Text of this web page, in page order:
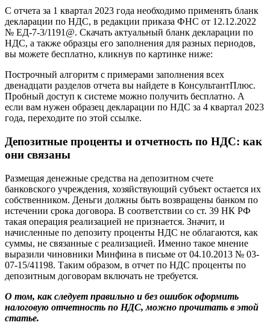
С отчета за 1 квартал 2023 года необходимо применять бланк
декларации по НДС, в редакции приказа ФНС от 12.12.2022
№ ЕД-7-3/1191@. Скачать актуальный бланк декларации по
НДС, а также образцы его заполнения для разных периодов,
вы можете бесплатно, кликнув по картинке ниже:
Построчный алгоритм с примерами заполнения всех
двенадцати разделов отчета вы найдете в КонсультантПлюс.
Пробный доступ к системе можно получить бесплатно. А
если вам нужен образец декларации по НДС за 4 квартал 2023
года, переходите по этой ссылке.
Депозитные проценты и отчетность по НДС: как
они связаны
Размещая денежные средства на депозитном счете
банковского учреждения, хозяйствующий субъект остается их
собственником. Деньги должны быть возвращены банком по
истечении срока договора. В соответствии со ст. 39 НК РФ
такая операция реализацией не признается. Значит, и
начисленные по депозиту проценты НДС не облагаются, как
суммы, не связанные с реализацией. Именно такое мнение
выразили чиновники Минфина в письме от 04.10.2013 № 03-
07-15/41198. Таким образом, в отчет по НДС проценты по
депозитным договорам включать не требуется.
О том, как следует правильно и без ошибок оформить
налоговую отчетность по НДС, можно прочитать в этой
статье.